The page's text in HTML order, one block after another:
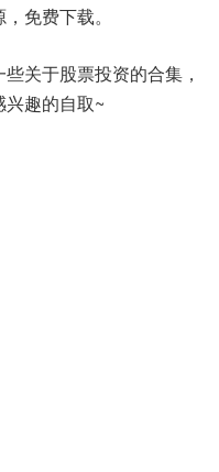
免费下载。
关于股票投资的合集，
趣的自取~